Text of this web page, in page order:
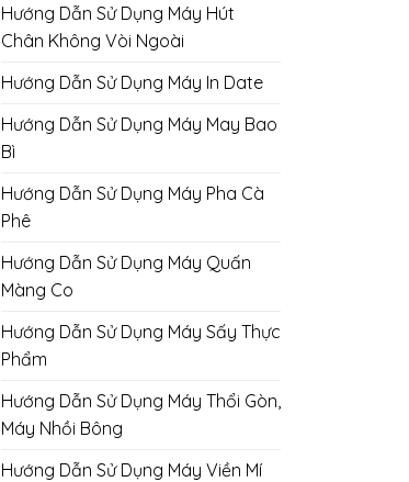
Hướng Dẫn Sử Dụng Máy Hút
Chân Không Vòi Ngoài
Hướng Dẫn Sử Dụng Máy In Date
Hướng Dẫn Sử Dụng Máy May Bao
Bì
Hướng Dẫn Sử Dụng Máy Pha Cà
Phê
Hướng Dẫn Sử Dụng Máy Quấn
Màng Co
Hướng Dẫn Sử Dụng Máy Sấy Thực
Phẩm
Hướng Dẫn Sử Dụng Máy Thổi Gòn,
Máy Nhồi Bông
Hướng Dẫn Sử Dụng Máy Viền Mí